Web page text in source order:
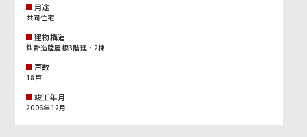
用途
共同住宅
建物構造
鉄骨造陸屋根3階建・2棟
戸数
18戸
竣工年月
2006年12月